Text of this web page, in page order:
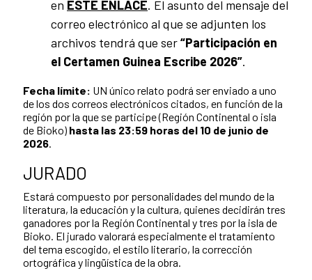
en ESTE ENLACE. El asunto del mensaje del
correo electrónico al que se adjunten los
archivos tendrá que ser“Participación en
el Certamen Guinea Escribe 2026”.
Fecha límite: UN único relato podrá ser enviado a uno
de los dos correos electrónicos citados, en función de la
región por la que se participe (Región Continental o isla
de Bioko) hasta las 23:59 horas del 10 de junio de
2026.
JURADO
Estará compuesto por personalidades del mundo de la
literatura, la educación y la cultura, quienes decidirán tres
ganadores por la Región Continental y tres por la isla de
Bioko. El jurado valorará especialmente el tratamiento
del tema escogido, el estilo literario, la corrección
ortográfica y lingüística de la obra.